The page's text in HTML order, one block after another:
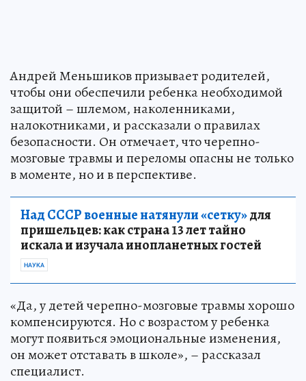
Андрей Меньшиков призывает родителей,
чтобы они обеспечили ребенка необходимой
защитой – шлемом, наколенниками,
налокотниками, и рассказали о правилах
безопасности. Он отмечает, что черепно-
мозговые травмы и переломы опасны не только
в моменте, но и в перспективе.
Над СССР военные натянули «сетку»для
пришельцев: как страна 13 лет тайно
искала и изучала инопланетных гостей
НАУКА
«Да, у детей черепно-мозговые травмы хорошо
компенсируются. Но с возрастом у ребенка
могут появиться эмоциональные изменения,
он может отставать в школе», – рассказал
специалист.